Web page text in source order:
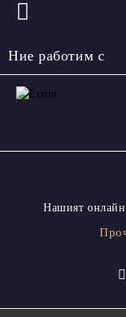
Ние работим с
Нашият онлайн